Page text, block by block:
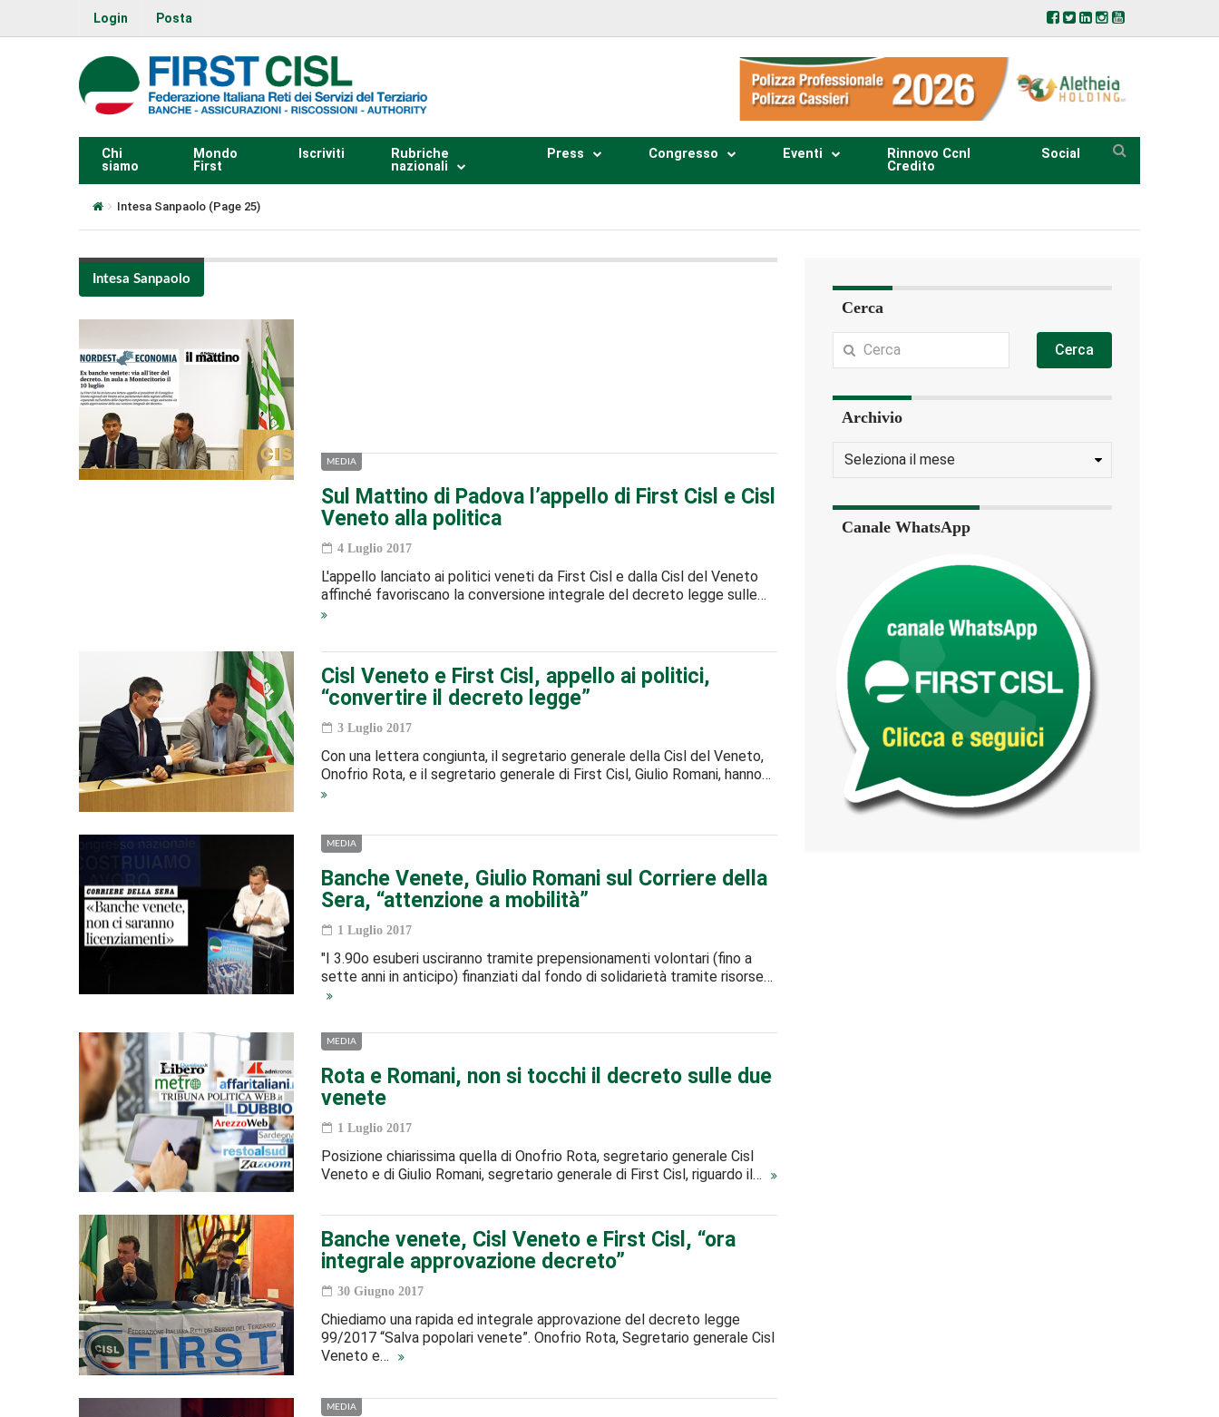
Login Posta
Chi
siamo
Mondo
First
Iscriviti
Rubriche
nazionali
Press Congresso Eventi
Rinnovo Ccnl
Credito
Social
Intesa Sanpaolo (Page 25)
Intesa Sanpaolo
MEDIA
Sul Mattino di Padova l’appello di First Cisl e Cisl
Veneto alla politica
4 Luglio 2017
L'appello lanciato ai politici veneti da First Cisl e dalla Cisl del Veneto
affinché favoriscano la conversione integrale del decreto legge sulle…
Cisl Veneto e First Cisl, appello ai politici,
“convertire il decreto legge”
3 Luglio 2017
Con una lettera congiunta, il segretario generale della Cisl del Veneto,
Onofrio Rota, e il segretario generale di First Cisl, Giulio Romani, hanno…
MEDIA
Banche Venete, Giulio Romani sul Corriere della
Sera, “attenzione a mobilità”
1 Luglio 2017
"I 3.90o esuberi usciranno tramite prepensionamenti volontari (fino a
sette anni in anticipo) finanziati dal fondo di solidarietà tramite risorse…
MEDIA
Rota e Romani, non si tocchi il decreto sulle due
venete
1 Luglio 2017
Posizione chiarissima quella di Onofrio Rota, segretario generale Cisl
Veneto e di Giulio Romani, segretario generale di First Cisl, riguardo il…
Banche venete, Cisl Veneto e First Cisl, “ora
integrale approvazione decreto”
30 Giugno 2017
Chiediamo una rapida ed integrale approvazione del decreto legge
99/2017 “Salva popolari venete”. Onofrio Rota, Segretario generale Cisl
Veneto e…
MEDIA
Cerca
Cerca
Archivio
Canale WhatsApp